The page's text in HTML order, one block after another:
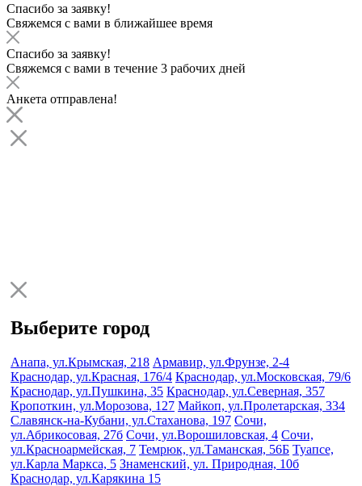
Спасибо за заявку!
Свяжемся с вами в ближайшее время
Спасибо за заявку!
Свяжемся с вами в течение 3 рабочих дней
Анкета отправлена!
Выберите город
Анапа, ул.Крымская, 218 Армавир, ул.Фрунзе, 2-4
Краснодар, ул.Красная, 176/4 Краснодар, ул.Московская, 79/6
Краснодар, ул.Пушкина, 35 Краснодар, ул.Северная, 357
Кропоткин, ул.Морозова, 127 Майкоп, ул.Пролетарская, 334
Славянск-на-Кубани, ул.Стаханова, 197 Сочи,
ул.Абрикосовая, 27б Сочи, ул.Ворошиловская, 4 Сочи,
ул.Красноармейская, 7 Темрюк, ул.Таманская, 56Б Туапсе,
ул.Карла Маркса, 5 Знаменский, ул. Природная, 10б
Краснодар, ул.Карякина 15